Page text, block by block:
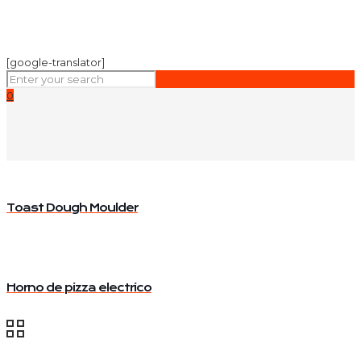
[google-translator]
0
Toast Dough Moulder
Horno de pizza electrico